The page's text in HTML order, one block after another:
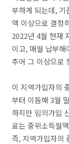
부하게 되는데, 기
액 이상으로 결정
2022년 4월 현재
이고, 매월 납부
추어 그 이상으로
이 지역가입자의
부터 이듬해 3월
하지만 임의가입
료는 중위소득월
즉, 지역가입자의